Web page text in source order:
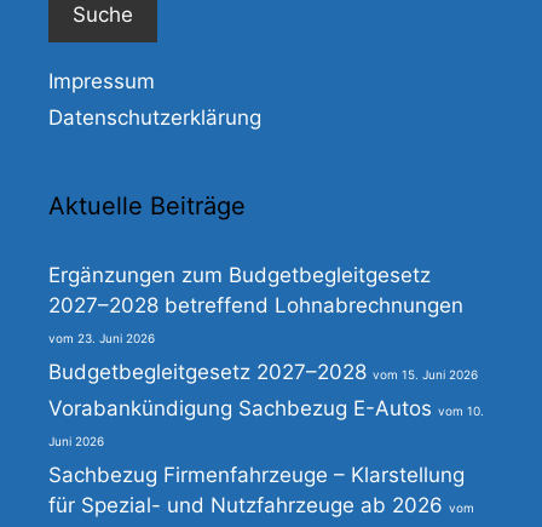
Impressum
Datenschutzerklärung
Aktuelle Beiträge
Ergänzungen zum Budgetbegleitgesetz
2027–2028 betreffend Lohnabrechnungen
23. Juni 2026
Budgetbegleitgesetz 2027–2028 15. Juni 2026
Vorabankündigung Sachbezug E-Autos 10.
Juni 2026
Sachbezug Firmenfahrzeuge – Klarstellung
für Spezial- und Nutzfahrzeuge ab 2026